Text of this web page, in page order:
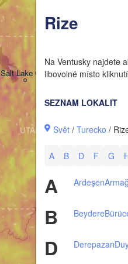
Rize
Na Ventusky najdete
libovolné místo
SEZNAM LOKALIT
Svět /Turecko /
A B D F G
A Ardeşen
B Beydere
D Derepazarı
Salt Lake City
UTAH